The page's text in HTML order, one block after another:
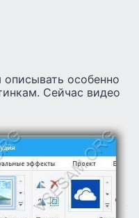
особенно
Сейчас видео